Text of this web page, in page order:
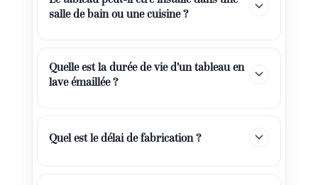
salle de bain ou une cuisine ?
Quelle est la durée de vie d'un tableau en
lave émaillée ?
Quel est le délai de fabrication ?